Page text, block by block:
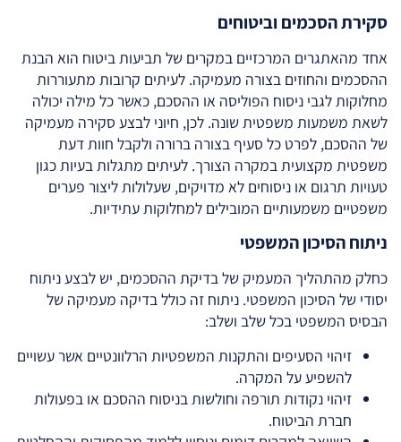
סקירת הסכמים וביטוחים
אחד מהאתגרים המרכזיים במקרים של תביעות ביטוח הוא הבנת
ההסכמים והחוזים בצורה מעמיקה. לעיתים קרובות מתעוררות
מחלוקות לגבי ניסוח הפוליסה או ההסכם, כאשר כל מילה יכולה
לשאת משמעות משפטית שונה. לכן, חיוני לבצע סקירה מעמיקה
של ההסכם, לפרט כל סעיף בצורה ברורה ולקבל חוות דעת
משפטית מקצועית במקרה הצורך. לעיתים מתגלות בעיות כגון
טעויות תרגום או ניסוחים לא מדויקים, שעלולות ליצור פערים
משפטיים משמעותיים המובילים למחלוקות עתידיות.
ניתוח הסיכון המשפטי
כחלק מהתהליך המעמיק של בדיקת ההסכמים, יש לבצע ניתוח
יסודי של הסיכון המשפטי. ניתוח זה כולל בדיקה מעמיקה של
הבסיס המשפטי בכל שלב ושלב:
זיהוי הסעיפים והתקנות המשפטיות הרלוונטיים אשר עשויים
להשפיע על המקרה.
זיהוי נקודות תורפה וחולשות בניסוח ההסכם או בפעולות
חברת הביטוח.